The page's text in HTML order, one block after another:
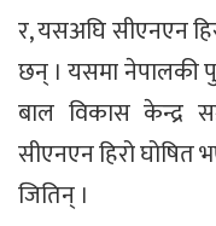
र, यसअघि सीएनएन
छन् । यसमा नेपालकी
बाल विकास केन्द्र
सीएनएन हिरो घोषित
जितिन् ।